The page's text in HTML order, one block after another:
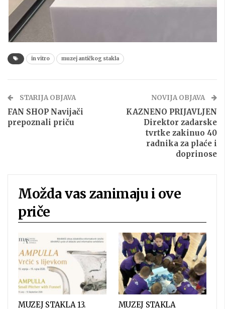
in vitro muzej antičkog stakla
STARIJA OBJAVA
FAN SHOP Navijači
prepoznali priču
NOVIJA OBJAVA
KAZNENO PRIJAVLJEN
Direktor zadarske
tvrtke zakinuo 40
radnika za plaće i
doprinose
Možda vas zanimaju i ove
priče
MUZEJ STAKLA 13. MUZEJ STAKLA